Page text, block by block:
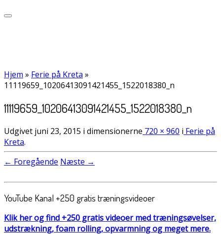
Hjem » Ferie på Kreta »
11119659_10206413091421455_1522018380_n
11119659_10206413091421455_1522018380_n
Udgivet juni 23, 2015 i dimensionerne 720 × 960 i Ferie på
Kreta.
← Foregående Næste →
YouTube Kanal +250 gratis træningsvideoer
Klik her og find +250 gratis videoer med træningsøvelser,
udstrækning, foam rolling, opvarmning og meget mere.